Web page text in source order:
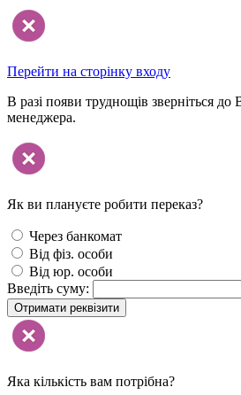
Перейти на сторінку входу
В разі появи труднощів зверніться
менеджера.
Як ви плануєте робити переказ?
Через банкомат
Від фіз. особи
Від юр. особи
Введіть суму:
Отримати реквізити
Яка кількість вам потрібна?